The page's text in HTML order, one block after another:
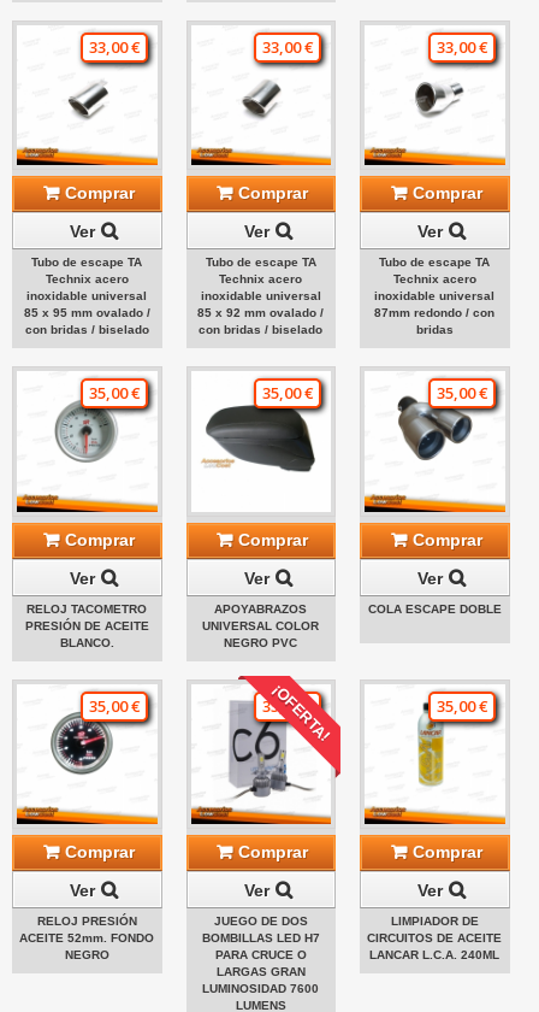
33,00 €
Comprar
Ver
Tubo de escape TA
Technix acero
inoxidable universal
85 x 95 mm ovalado /
con bridas / biselado
33,00 €
Comprar
Ver
Tubo de escape TA
Technix acero
inoxidable universal
85 x 92 mm ovalado /
con bridas / biselado
33,00 €
Comprar
Ver
Tubo de escape TA
Technix acero
inoxidable universal
87mm redondo / con
bridas
35,00 €
Comprar
Ver
RELOJ TACOMETRO
PRESIÓN DE ACEITE
BLANCO.
35,00 €
Comprar
Ver
APOYABRAZOS
UNIVERSAL COLOR
NEGRO PVC
35,00 €
Comprar
Ver
COLA ESCAPE DOBLE
35,00 €
Comprar
Ver
RELOJ PRESIÓN
ACEITE 52mm. FONDO
NEGRO
¡OFERTA!
35,00 €
Comprar
Ver
JUEGO DE DOS
BOMBILLAS LED H7
PARA CRUCE O
LARGAS GRAN
LUMINOSIDAD 7600
LUMENS
35,00 €
Comprar
Ver
LIMPIADOR DE
CIRCUITOS DE ACEITE
LANCAR L.C.A. 240ML